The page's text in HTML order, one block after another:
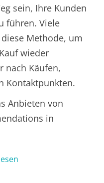
sein, Ihre Kunden
führen. Viele
Methode, um
wieder
nach Käufen,
Kontaktpunkten.
Anbieten von
in